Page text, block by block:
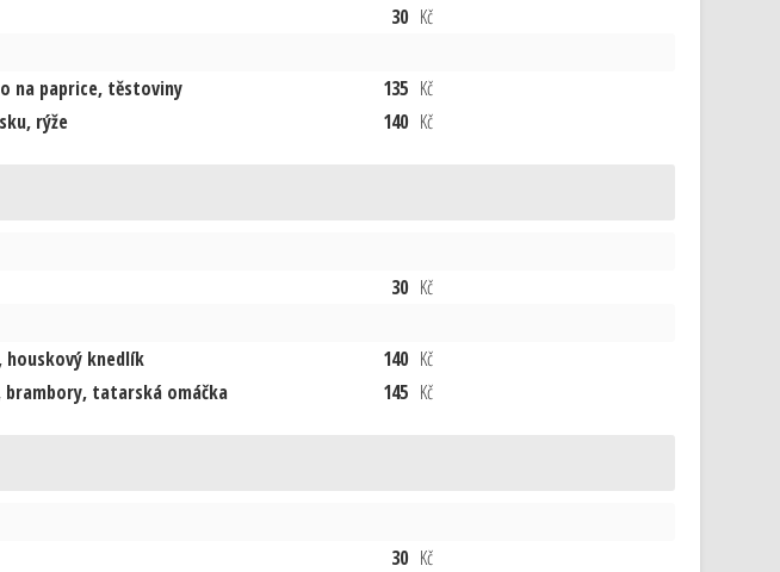
30Kč
na paprice, těstoviny 135Kč
rýže 140Kč
30Kč
houskový knedlík 140Kč
brambory, tatarská omáčka 145Kč
30Kč